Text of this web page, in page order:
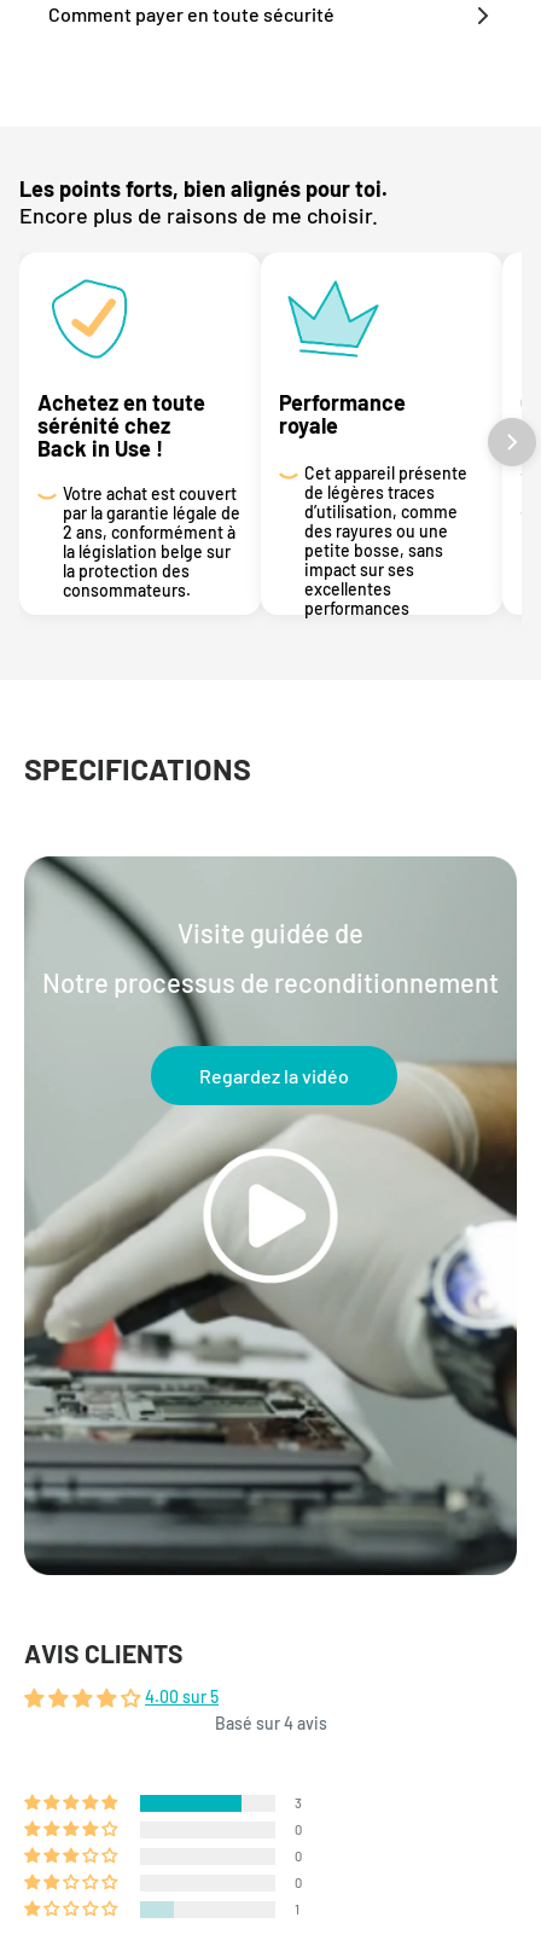
Comment payer en toute sécurité
Les points forts, bien alignés pour toi.
Encore plus de raisons de me choisir.
Achetez en toute
sérénité chez
Back in Use !
Votre achat est couvert
par la garantie légale de
2 ans, conformément à
la législation belge sur
la protection des
consommateurs.
Performance
royale
Cet appareil présente
de légères traces
d’utilisation, comme
des rayures ou une
petite bosse, sans
impact sur ses
excellentes
performances
SPECIFICATIONS
Visite guidée de
Notre processus de reconditionnement
Regardez la vidéo
AVIS CLIENTS
4.00 sur 5
Basé sur 4 avis
3
0
0
0
1